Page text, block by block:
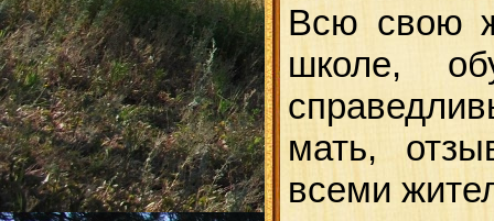
Всю свою
школе,
мать,
всеми